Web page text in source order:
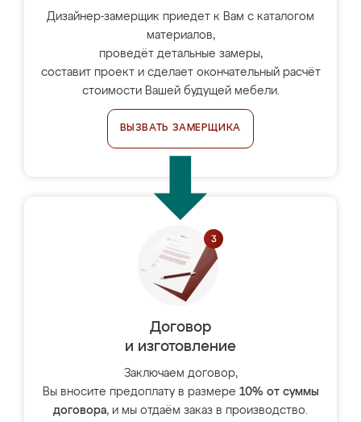
Дизайнер-замерщик приедет к Вам с каталогом
материалов,
проведёт детальные замеры,
составит проект и сделает окончательный расчёт
стоимости Вашей будущей мебели.
ВЫЗВАТЬ ЗАМЕРЩИКА
Договор
и изготовление
Заключаем договор,
Вы вносите предоплату в размере 10% от суммы
договора, и мы отдаём заказ в производство.